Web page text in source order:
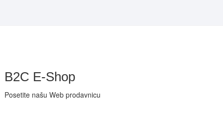
B2C E-Shop
Posetite našu Web prodavnicu